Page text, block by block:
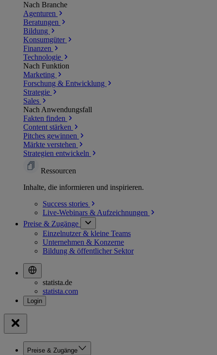
Nach Branche
Agenturen
Beratungen
Bildung
Konsumgüter
Finanzen
Technologie
Nach Funktion
Marketing
Forschung & Entwicklung
Strategie
Sales
Nach Anwendungsfall
Fakten finden
Content stärken
Pitches gewinnen
Märkte verstehen
Strategien entwickeln
Ressourcen
Inhalte, die informieren und inspirieren.
Success stories
Live-Webinars & Aufzeichnungen
Preise & Zugänge
Einzelnutzer & kleine Teams
Unternehmen & Konzerne
Bildung & öffentlicher Sektor
statista.de
statista.com
Preise & Zugänge